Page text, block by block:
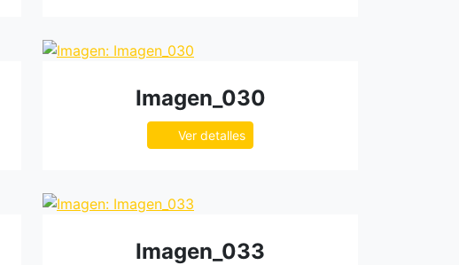
Imagen_030
Ver detalles
Imagen_033